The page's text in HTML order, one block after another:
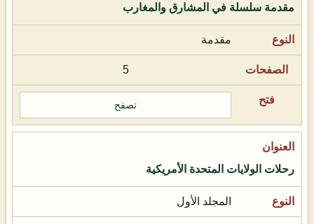
مقدمة سلسلة في المشارق والمغارب
مقدمة
5
تصفح
رحلات الولايات المتحدة الأمريكية
المجلد الأول